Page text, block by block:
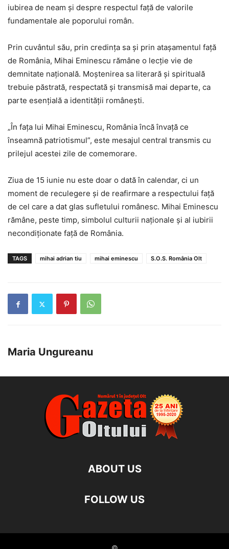
iubirea de neam și despre respectul față de valorile
fundamentale ale poporului român.
Prin cuvântul său, prin credința sa și prin atașamentul față
de România, Mihai Eminescu rămâne o lecție vie de
demnitate națională. Moștenirea sa literară și spirituală
trebuie păstrată, respectată și transmisă mai departe, ca
parte esențială a identității românești.
„În fața lui Mihai Eminescu, România încă învață ce
înseamnă patriotismul”, este mesajul central transmis cu
prilejul acestei zile de comemorare.
Ziua de 15 iunie nu este doar o dată în calendar, ci un
moment de reculegere și de reafirmare a respectului față
de cel care a dat glas sufletului românesc. Mihai Eminescu
rămâne, peste timp, simbolul culturii naționale și al iubirii
necondiționate față de România.
TAGS mihai adrian tiu mihai eminescu S.O.S. România Olt
Maria Ungureanu
ABOUT US
FOLLOW US